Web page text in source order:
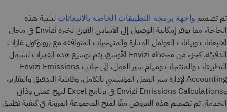
تم تصميم واجهة برمجة التطبيقات الخاصة بالانبعاثات لتلبية هذه
الحاجة، مما يوفر إمكانية الوصول إلى الأساس القوي لخبرة Envizi في مجال
الانبعاثات وبيانات العوامل المدارة والمنهجيات المتوافقة مع بروتوكول غازات
الدفيئة. كجزء من محفظة Envizi الأوسع، يتم توسيع هذه القدرات لتشمل
التطبيقات والمنتجات ومهام سير العمل، إلى جانب Envizi Emissions
Accounting لإدارة سير العمل المؤسسي بالكامل، وقابلية التدقيق والتقارير،
وEnvizi Emissions Calculations في برنامج Excel لنهج عملي وذاتي
الخدمة. تم تصميم هذه العروض معًا لمنح المجموعة المرونة في كيفية تطبيق